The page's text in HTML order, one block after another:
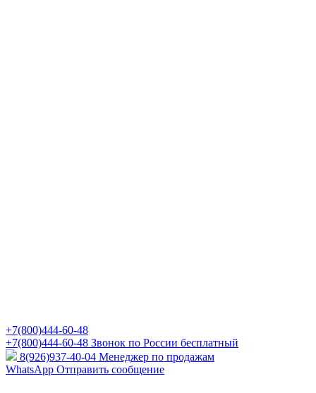
+7(800)444-60-48
+7(800)444-60-48 Звонок по России бесплатный
8(926)937-40-04 Менеджер по продажам
WhatsApp Отправить сообщение